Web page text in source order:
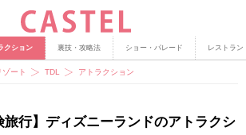
クション 裏技・攻略法 ショー・パレード レストラン
ート TDL アトラクション
旅行】ディズニーランドのアトラクシ